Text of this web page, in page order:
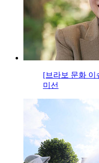
[브라보 문화 이
미선